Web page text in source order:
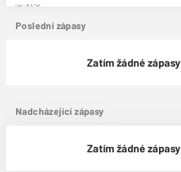
Poslední zápasy
Zatím žádné zápasy
Nadcházející zápasy
Zatím žádné zápasy